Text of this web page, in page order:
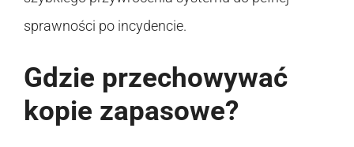
sprawności po incydencie.
Gdzie przechowywać
kopie zapasowe?